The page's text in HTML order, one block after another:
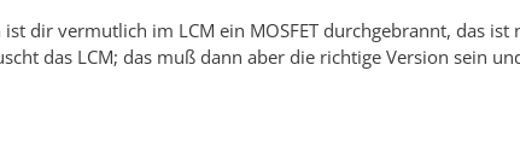
ist dir vermutlich im LCM ein MOSFET durchgebrannt, das
das LCM; das muß dann aber die richtige Version sein